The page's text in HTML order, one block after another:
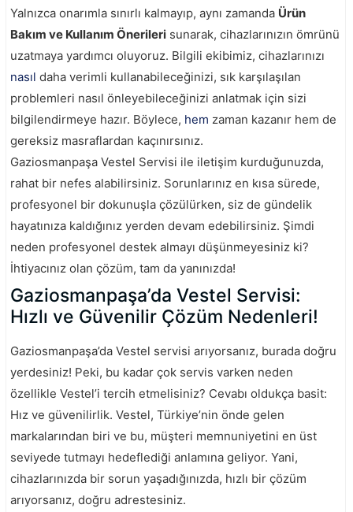
Yalnızca onarımla sınırlı kalmayıp, aynı zamanda Ürün
Bakım ve Kullanım Önerileri sunarak, cihazlarınızın ömrünü
uzatmaya yardımcı oluyoruz. Bilgili ekibimiz, cihazlarınızı
nasıl daha verimli kullanabileceğinizi, sık karşılaşılan
problemleri nasıl önleyebileceğinizi anlatmak için sizi
bilgilendirmeye hazır. Böylece, hem zaman kazanır hem de
gereksiz masraflardan kaçınırsınız.
Gaziosmanpaşa Vestel Servisi ile iletişim kurduğunuzda,
rahat bir nefes alabilirsiniz. Sorunlarınız en kısa sürede,
profesyonel bir dokunuşla çözülürken, siz de gündelik
hayatınıza kaldığınız yerden devam edebilirsiniz. Şimdi
neden profesyonel destek almayı düşünmeyesiniz ki?
İhtiyacınız olan çözüm, tam da yanınızda!
Gaziosmanpaşa’da Vestel Servisi:
Hızlı ve Güvenilir Çözüm Nedenleri!
Gaziosmanpaşa’da Vestel servisi arıyorsanız, burada doğru
yerdesiniz! Peki, bu kadar çok servis varken neden
özellikle Vestel’i tercih etmelisiniz? Cevabı oldukça basit:
Hız ve güvenilirlik. Vestel, Türkiye’nin önde gelen
markalarından biri ve bu, müşteri memnuniyetini en üst
seviyede tutmayı hedeflediği anlamına geliyor. Yani,
cihazlarınızda bir sorun yaşadığınızda, hızlı bir çözüm
arıyorsanız, doğru adrestesiniz.